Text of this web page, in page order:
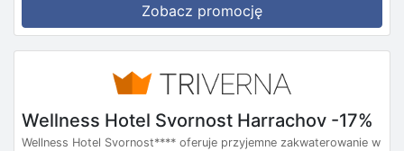
Zobacz promocję
Wellness Hotel Svornost Harrachov -17%
Wellness Hotel Svornost**** oferuje przyjemne zakwaterowanie w